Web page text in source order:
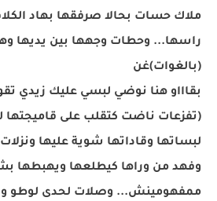
ملاك حسات بحالا صرفقها بهاد
راسها... وحطات وجهها بين يديها
(بالغوات)غن
بقاااو هنا نوضي لبسي عليك زيدي
(تفزعات ناضت كتقلب على قاميجتها
لبساتها وقاداتها شوية عليها
وفهد من وراها كيطلعها ويهبطها
ممفهومينش... وصلات لحدى لوطو